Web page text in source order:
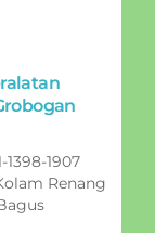
1907
Renang